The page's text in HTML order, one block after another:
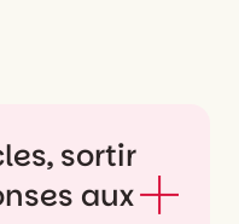
sortir
aux